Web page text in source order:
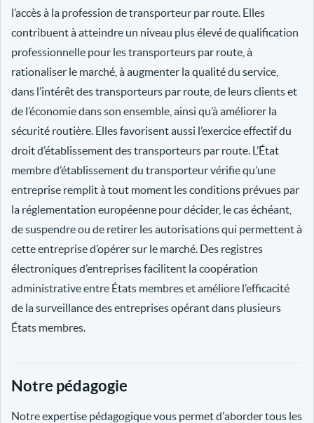
l’accès à la profession de transporteur par route. Elles
contribuent à atteindre un niveau plus élevé de qualification
professionnelle pour les transporteurs par route, à
rationaliser le marché, à augmenter la qualité du service,
dans l’intérêt des transporteurs par route, de leurs clients et
de l’économie dans son ensemble, ainsi qu’à améliorer la
sécurité routière. Elles favorisent aussi l’exercice effectif du
droit d’établissement des transporteurs par route. L’État
membre d’établissement du transporteur vérifie qu’une
entreprise remplit à tout moment les conditions prévues par
la réglementation européenne pour décider, le cas échéant,
de suspendre ou de retirer les autorisations qui permettent à
cette entreprise d’opérer sur le marché. Des registres
électroniques d’entreprises facilitent la coopération
administrative entre États membres et améliore l’efficacité
de la surveillance des entreprises opérant dans plusieurs
États membres.
Notre pédagogie
Notre expertise pédagogique vous permet d'aborder tous les